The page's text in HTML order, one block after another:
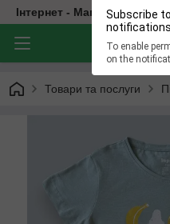
Subscribe
To enable
on the
Інтернет - Магазин
Товари та послуги